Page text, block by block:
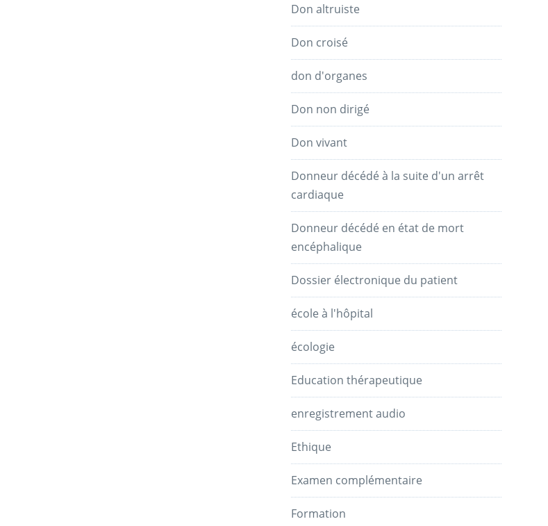
Don altruiste
Don croisé
don d'organes
Don non dirigé
Don vivant
Donneur décédé à la suite d'un arrêt
cardiaque
Donneur décédé en état de mort
encéphalique
Dossier électronique du patient
école à l'hôpital
écologie
Education thérapeutique
enregistrement audio
Ethique
Examen complémentaire
Formation